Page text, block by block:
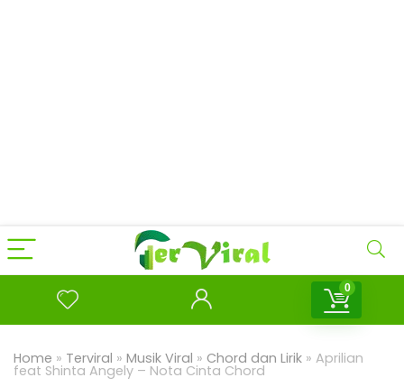
0
Home » Terviral » Musik Viral » Chord dan Lirik » Aprilian
feat Shinta Angely – Nota Cinta Chord